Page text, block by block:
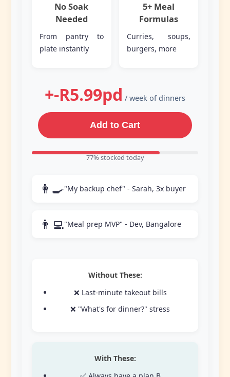
No Soak
Needed
From pantry to
plate instantly
5+ Meal
Formulas
Curries, soups,
burgers, more
+-R5.99pd / week of dinners
Add to Cart
77% stocked today
👩‍🍳"My backup chef" - Sarah, 3x buyer
👨‍💻"Meal prep MVP" - Dev, Bangalore
Without These:
❌ Last-minute takeout bills
❌ "What's for dinner?" stress
With These: